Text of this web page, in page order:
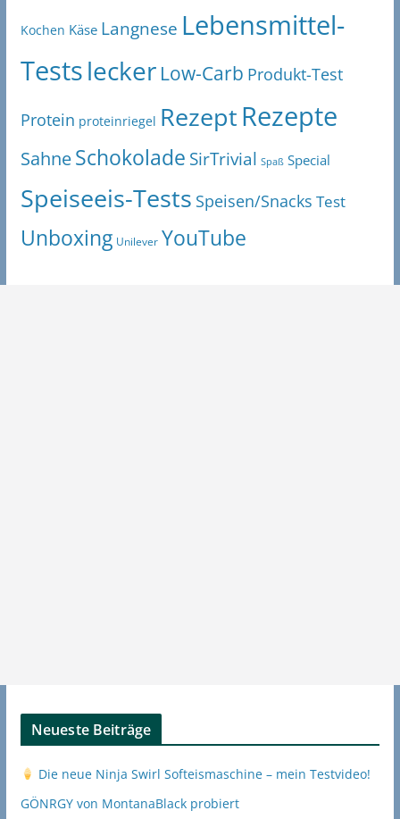
Kochen Käse Langnese Lebensmittel-
Testslecker Low-Carb Produkt-Test
Protein proteinriegel RezeptRezepte
SahneSchokolade SirTrivial Spaß Special
Speiseeis-Tests Speisen/Snacks Test
Unboxing Unilever YouTube
Neueste Beiträge
Die neue Ninja Swirl Softeismaschine – mein Testvideo!
GÖNRGY von MontanaBlack probiert